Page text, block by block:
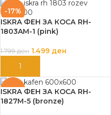
-17%
ISKRA ФЕН ЗА КОСА RH-
1803AM-1 (pink)
1.799ден 1.499 ден
ДОДАЈ ВО КОШНИЦА
-20%
ISKRA ФЕН ЗА КОСА RH-
1827M-5 (bronze)